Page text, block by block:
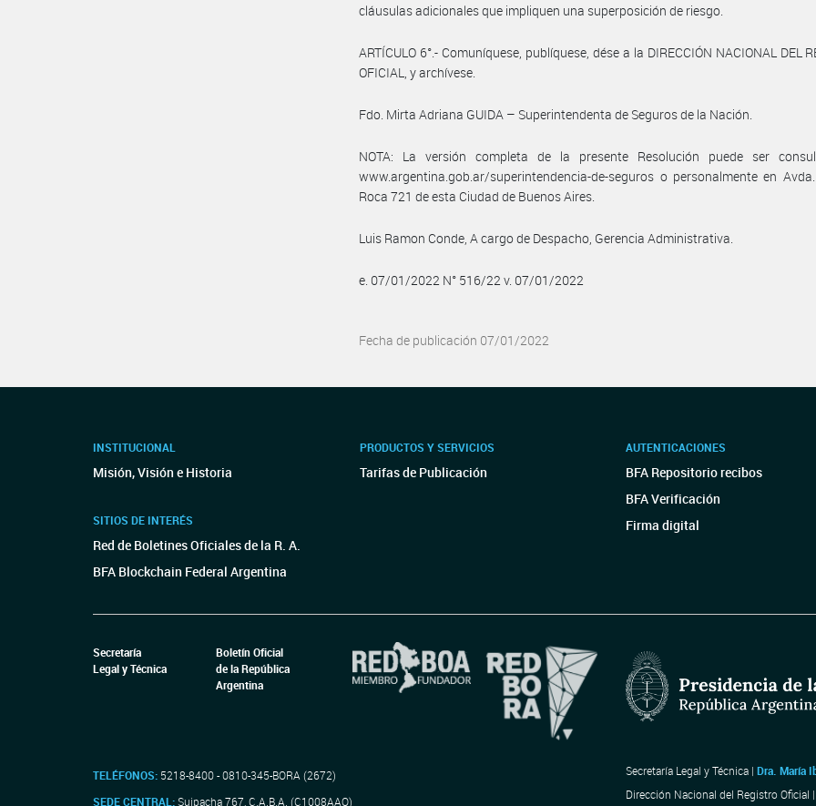
cláusulas adicionales que impliquen una superposición de riesgo.
ARTÍCULO 6°.- Comuníquese, publíquese, dése a la DIRECCIÓN NACIONAL DEL
OFICIAL, y archívese.
Fdo. Mirta Adriana GUIDA – Superintendenta de Seguros de la Nación.
NOTA: La versión completa de la presente Resolución puede ser
www.argentina.gob.ar/superintendencia-de-seguros o personalmente en
Roca 721 de esta Ciudad de Buenos Aires.
Luis Ramon Conde, A cargo de Despacho, Gerencia Administrativa.
e. 07/01/2022 N° 516/22 v. 07/01/2022
Fecha de publicación 07/01/2022
INSTITUCIONAL
Misión, Visión e Historia
SITIOS DE INTERÉS
Red de Boletines Oficiales de la R. A.
BFA Blockchain Federal Argentina
PRODUCTOS Y SERVICIOS
Tarifas de Publicación
AUTENTICACIONES
BFA Repositorio recibos
BFA Verificación
Firma digital
Secretaría
Legal y Técnica
Boletín Oficial
de la República
Argentina
TELÉFONOS: 5218-8400 - 0810-345-BORA (2672)
SEDE CENTRAL:Suipacha 767, C.A.B.A. (C1008AAO)
Secretaría Legal y Técnica | Dra. María
Dirección Nacional del Registro Oficial |